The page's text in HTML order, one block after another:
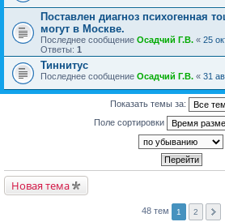
Поставлен диагноз психогенная
могут в Москве.
Последнее сообщение Осадчий Г.В. « 25
Ответы: 1
Тиннитус
Последнее сообщение Осадчий Г.В. « 31
Показать темы за:
Поле сортировки
Новая тема
48 тем 1 2